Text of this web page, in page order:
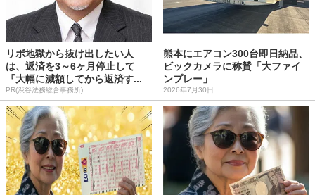
リボ地獄から抜け出したい人
は、返済を3～6ヶ月停止して
『大幅に減額してから返済す...
PR(渋谷法務総合事務所)
熊本にエアコン300台即日納品、
ビックカメラに称賛「大ファイ
ンプレー」
2026年7月30日